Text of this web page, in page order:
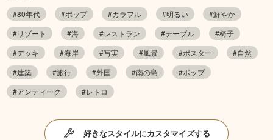
#80年代
#ポップ #カラフル #明るい
#鮮やか
#リゾート
#海 #レストラン #テーブル
#椅子
#デッキ
#海岸 #写実 #風景 #ポスター
#自然
#建築
#旅行 #外国 #南の島
#ポップ
#アンティーク
#レトロ
好きなスタイルにカスタマイズする